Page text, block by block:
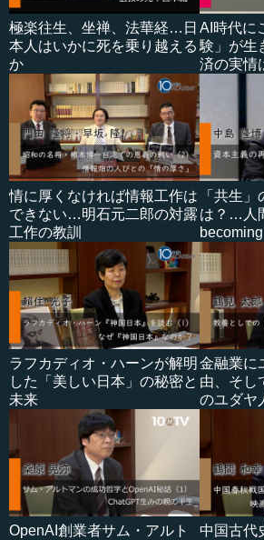
極楽往生、坐禅、法華経…日
本人はいかに死を乗り越える
か
AI時代に
験」が生
済の実情
情に厚くなければ情報工作は
できない…明石元二郎の対露
工作の教訓
「共生
は？…人
becoming
ラフカディオ・ハーンが解明
した「美しい日本」の秘密と
未来
金融業に
由、そし
のユダヤ
OpenAI創業者サム・アルト
中国古代